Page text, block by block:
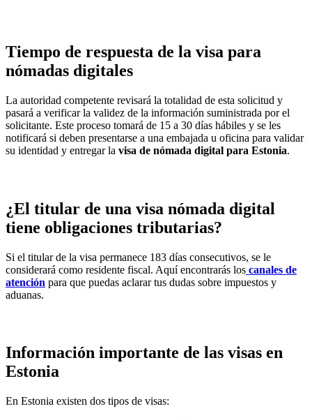
Tiempo de respuesta de la visa para
nómadas digitales
La autoridad competente revisará la totalidad de esta solicitud y
pasará a verificar la validez de la información suministrada por el
solicitante. Este proceso tomará de 15 a 30 días hábiles y se les
notificará si deben presentarse a una embajada u oficina para validar
su identidad y entregar la visa de nómada digital para Estonia.
¿El titular de una visa nómada digital
tiene obligaciones tributarias?
Si el titular de la visa permanece 183 días consecutivos, se le
considerará como residente fiscal. Aquí encontrarás los canales de
atención para que puedas aclarar tus dudas sobre impuestos y
aduanas.
Información importante de las visas en
Estonia
En Estonia existen dos tipos de visas: